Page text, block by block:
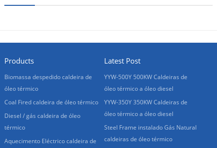
Products
Biomassa despedido caldeira de
óleo térmico
Coal Fired caldeira de óleo térmico
Diesel / gás caldeira de óleo
térmico
Aquecimento Eléctrico caldeira de
Latest Post
YYW-500Y 500KW Caldeiras de
óleo térmico a óleo diesel
YYW-350Y 350KW Caldeiras de
óleo térmico a óleo diesel
Steel Frame instalado Gás Natural
caldeiras de óleo térmico